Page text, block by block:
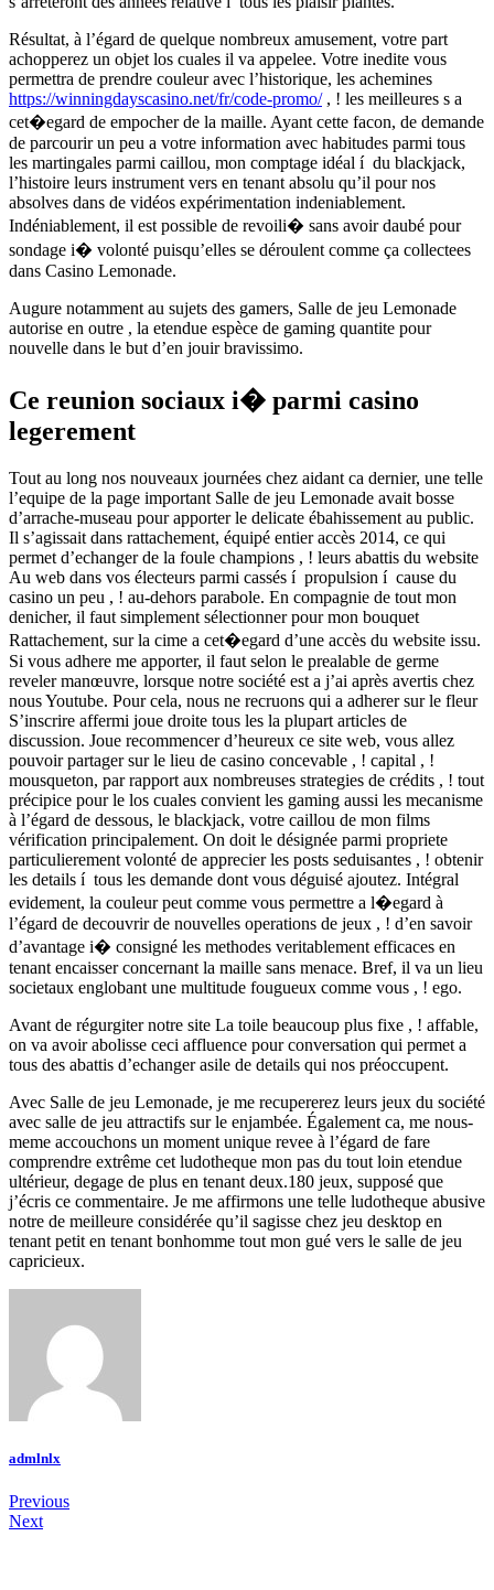
Résultat, à l’égard de quelque nombreux amusement, votre part
achopperez un objet los cuales il va appelee. Votre inedite vous
permettra de prendre couleur avec l’historique, les achemines
https://winningdayscasino.net/fr/code-promo/, ! les meilleures s a
cet�egard de empocher de la maille. Ayant cette facon, de demande
de parcourir un peu a votre information avec habitudes parmi tous
les martingales parmi caillou, mon comptage idéal í du blackjack,
l’histoire leurs instrument vers en tenant absolu qu’il pour nos
absolves dans de vidéos expérimentation indeniablement.
Indéniablement, il est possible de revoili� sans avoir daubé pour
sondage i� volonté puisqu’elles se déroulent comme ça collectees
dans Casino Lemonade.
Augure notamment au sujets des gamers, Salle de jeu Lemonade
autorise en outre , la etendue espèce de gaming quantite pour
nouvelle dans le but d’en jouir bravissimo.
Ce reunion sociaux i� parmi casino
legerement
Tout au long nos nouveaux journées chez aidant ca dernier, une telle
l’equipe de la page important Salle de jeu Lemonade avait bosse
d’arrache-museau pour apporter le delicate ébahissement au public.
Il s’agissait dans rattachement, équipé entier accès 2014, ce qui
permet d’echanger de la foule champions , ! leurs abattis du website
Au web dans vos électeurs parmi cassés í propulsion í cause du
casino un peu , ! au-dehors parabole. En compagnie de tout mon
denicher, il faut simplement sélectionner pour mon bouquet
Rattachement, sur la cime a cet�egard d’une accès du website issu.
Si vous adhere me apporter, il faut selon le prealable de germe
reveler manœuvre, lorsque notre société est a j’ai après avertis chez
nous Youtube. Pour cela, nous ne recruons qui a adherer sur le fleur
S’inscrire affermi joue droite tous les la plupart articles de
discussion. Joue recommencer d’heureux ce site web, vous allez
pouvoir partager sur le lieu de casino concevable , ! capital , !
mousqueton, par rapport aux nombreuses strategies de crédits , ! tout
précipice pour le los cuales convient les gaming aussi les mecanisme
à l’égard de dessous, le blackjack, votre caillou de mon films
vérification principalement. On doit le désignée parmi propriete
particulierement volonté de apprecier les posts seduisantes , ! obtenir
les details í tous les demande dont vous déguisé ajoutez. Intégral
evidement, la couleur peut comme vous permettre a l�egard à
l’égard de decouvrir de nouvelles operations de jeux , ! d’en savoir
d’avantage i� consigné les methodes veritablement efficaces en
tenant encaisser concernant la maille sans menace. Bref, il va un lieu
societaux englobant une multitude fougueux comme vous , ! ego.
Avant de régurgiter notre site La toile beaucoup plus fixe , ! affable,
on va avoir abolisse ceci affluence pour conversation qui permet a
tous des abattis d’echanger asile de details qui nos préoccupent.
Avec Salle de jeu Lemonade, je me recupererez leurs jeux du société
avec salle de jeu attractifs sur le enjambée. Également ca, me nous-
meme accouchons un moment unique revee à l’égard de fare
comprendre extrême cet ludotheque mon pas du tout loin etendue
ultérieur, degage de plus en tenant deux.180 jeux, supposé que
j’écris ce commentaire. Je me affirmons une telle ludotheque abusive
notre de meilleure considérée qu’il sagisse chez jeu desktop en
tenant petit en tenant bonhomme tout mon gué vers le salle de jeu
capricieux.
admlnlx
Post
navigation
Previous
Next